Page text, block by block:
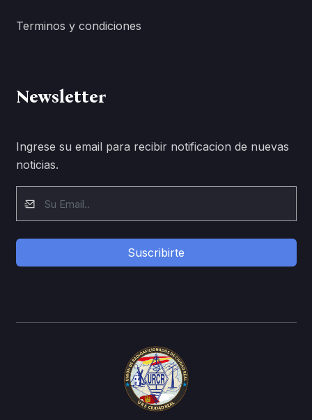
Terminos y condiciones
Newsletter
Ingrese su email para recibir notificacion de nuevas
noticias.
Suscribirte